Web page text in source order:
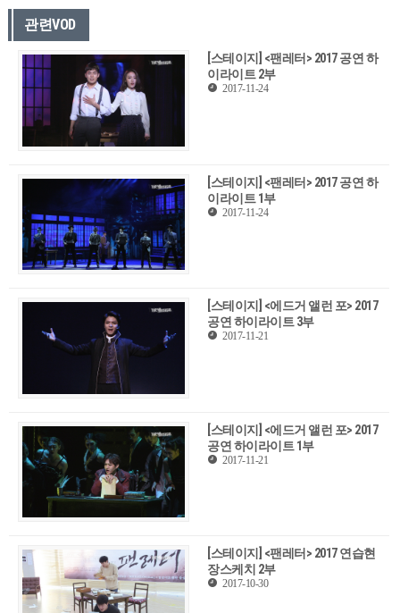
관련VOD
[스테이지] <팬레터> 2017 공연 하
이라이트 2부
2017-11-24
[스테이지] <팬레터> 2017 공연 하
이라이트 1부
2017-11-24
[스테이지] <에드거 앨런 포> 2017
공연 하이라이트 3부
2017-11-21
[스테이지] <에드거 앨런 포> 2017
공연 하이라이트 1부
2017-11-21
[스테이지] <팬레터> 2017 연습현
장스케치 2부
2017-10-30